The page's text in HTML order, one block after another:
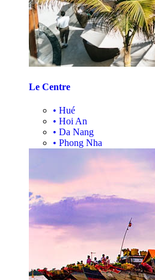
Le Centre
• Hué
• Hoi An
• Da Nang
• Phong Nha